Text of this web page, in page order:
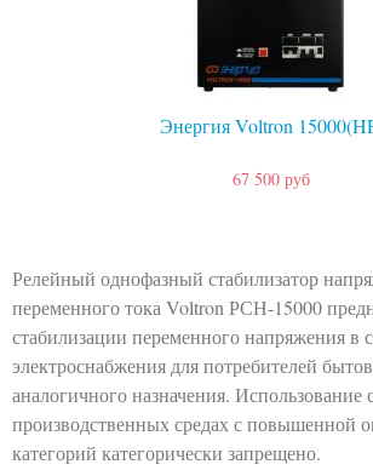
Энергия Voltron
67 500 руб
Релейный однофазный стабилизатор
переменного тока Voltron РСН-15000
стабилизации переменного напряжения в
электроснабжения для потребителей
аналогичного назначения. Использование
производственных средах с повышенной
категорий категорически запрещено.